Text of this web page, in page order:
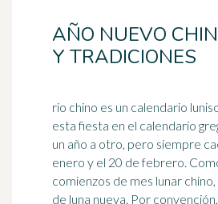
AÑO NUEVO
Y TRADICIONES
rio chino es un calendario
esta fiesta en el calendario
un año a otro, pero siempre
enero y el 20 de febrero. Como todos los
comienzos de mes lunar
de luna nueva. Por